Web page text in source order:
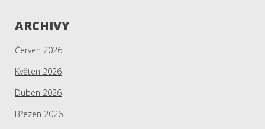
ARCHIVY
Červen 2026
Květen 2026
Duben 2026
Březen 2026